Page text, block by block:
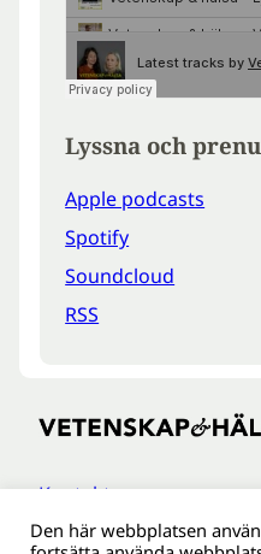
Lyssna och
Apple podcasts
Spotify
Soundcloud
RSS
Kontakt
Den här webbplatsen